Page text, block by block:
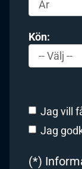
Kön:
Jag vill
Jag
(*)